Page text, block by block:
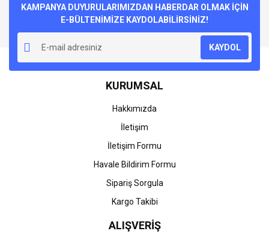
Yorum Yaz
Görüş ve önerileriniz için teşekkür ederiz.
Ürün resmi kalitesiz, bozuk veya görüntülenemiyor.
Ürün açıklamasında eksik bilgiler bulunuyor.
Ürün bilgilerinde hatalar bulunuyor.
Ürün fiyatı diğer sitelerden daha pahalı.
Gönder
KAMPANYA DUYURULARIMIZDAN HABERDAR OLMAK İÇİN
E-BÜLTENİMİZE KAYDOLABİLİRSİNİZ!
KAYDOL
KURUMSAL
Hakkımızda
İletişim
İletişim Formu
Havale Bildirim Formu
Sipariş Sorgula
Kargo Takibi
ALIŞVERİŞ